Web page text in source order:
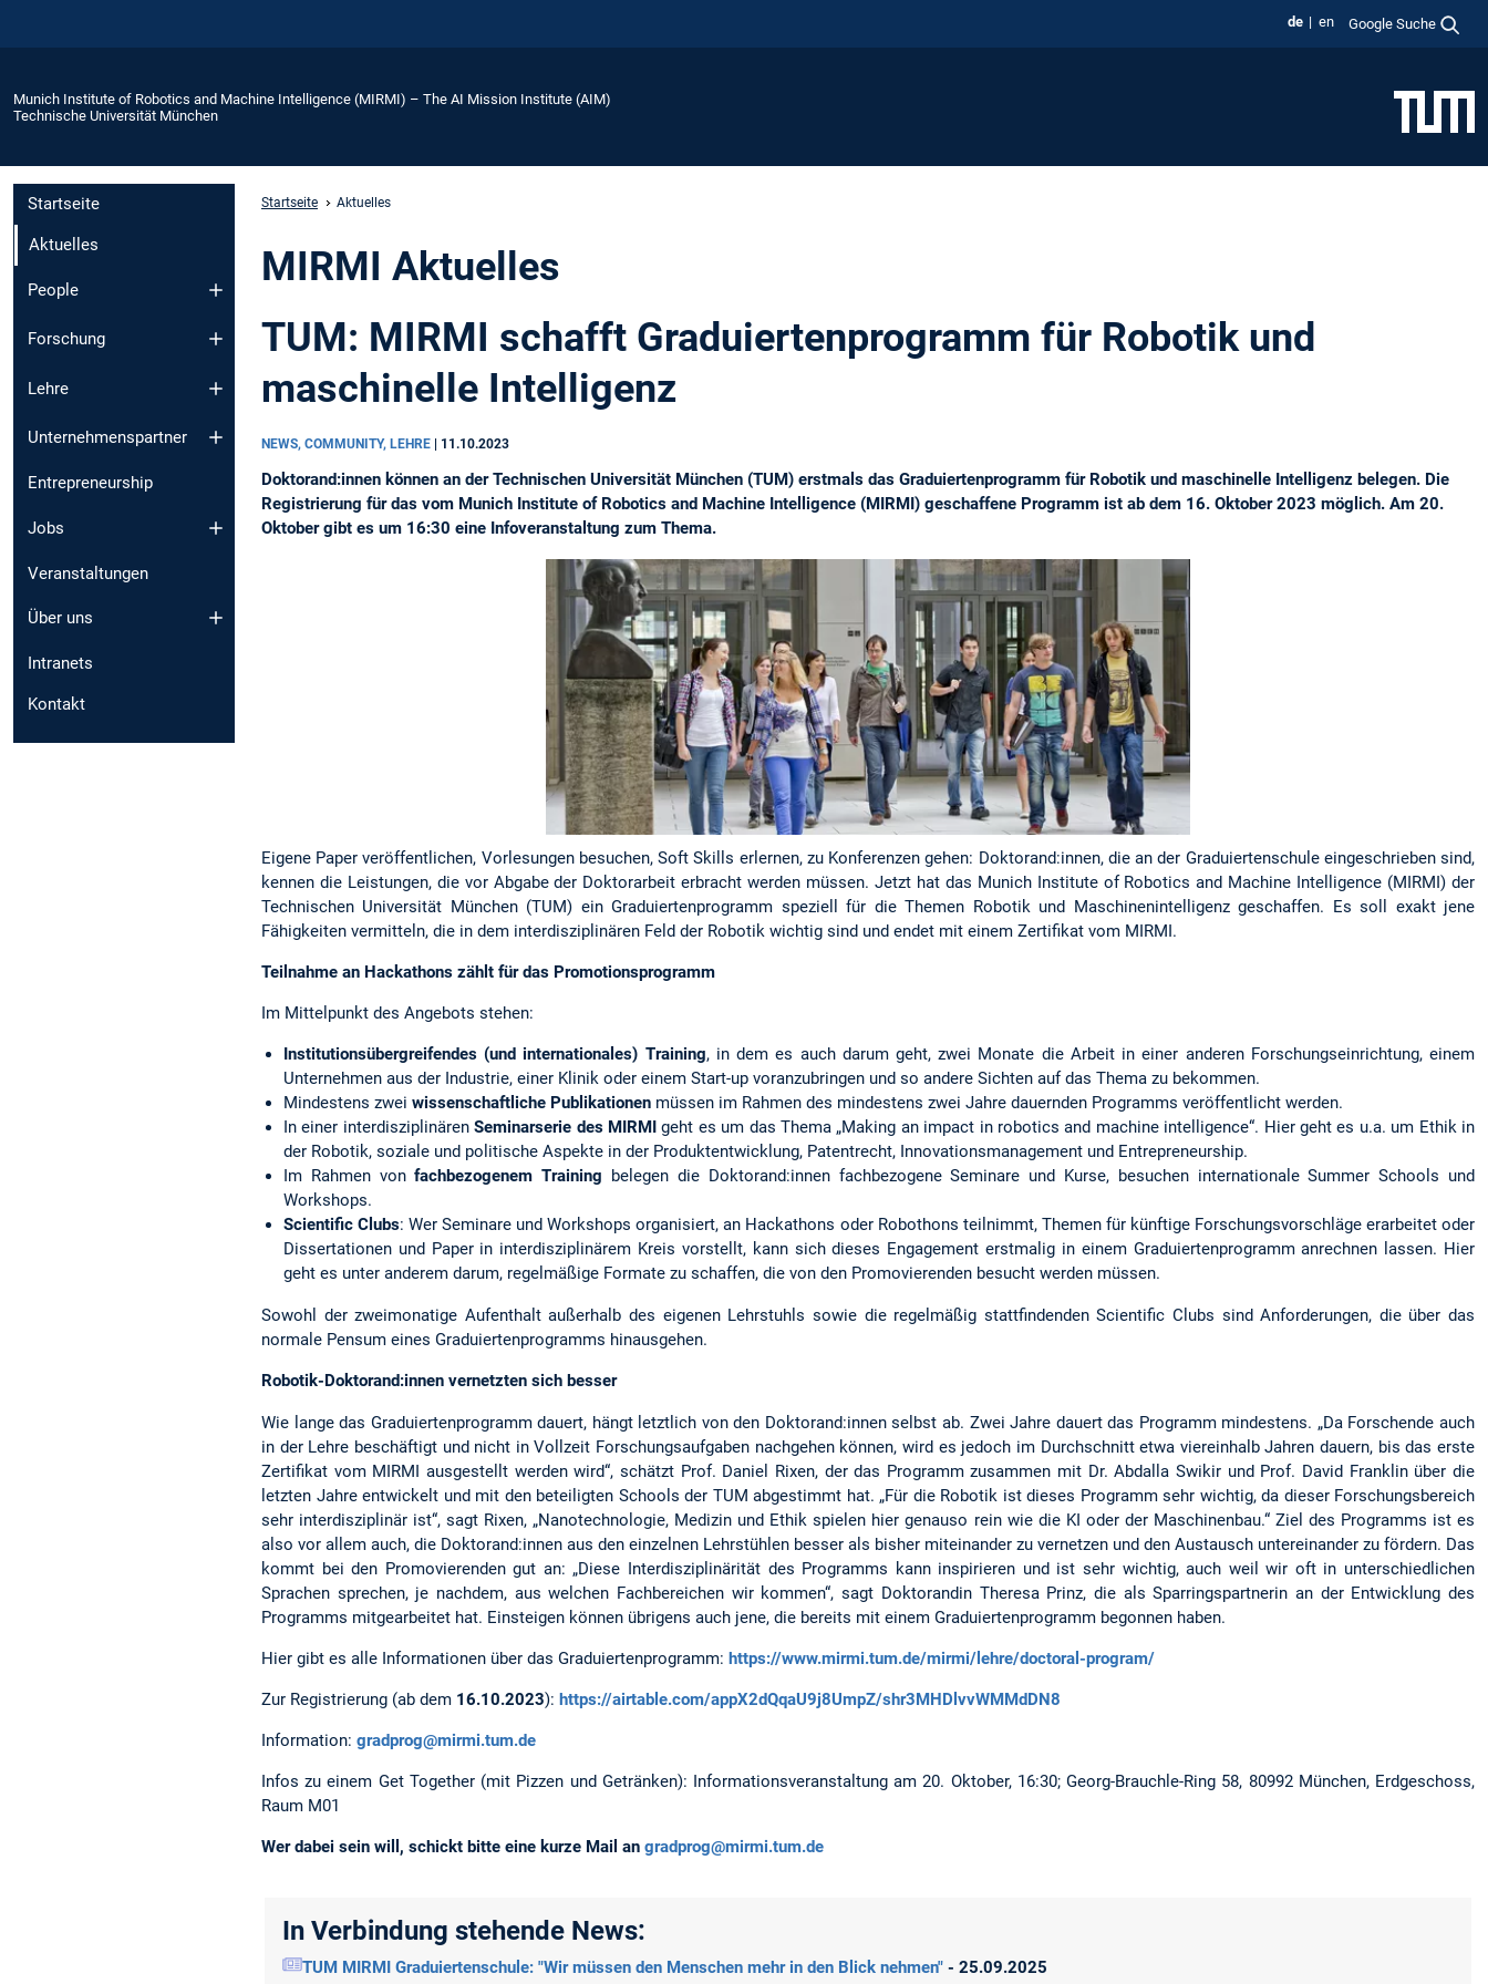
de en Google Suche
Munich Institute of Robotics and Machine Intelligence (MIRMI) – The AI Mission Institute (AIM)
Technische Universität München
Startseite
Aktuelles
People
Forschung
Lehre
Unternehmenspartner
Entrepreneurship
Jobs
Veranstaltungen
Über uns
Intranets
Kontakt
Startseite Aktuelles
MIRMI Aktuelles
TUM: MIRMI schafft Graduiertenprogramm für Robotik und
maschinelle Intelligenz
NEWS, COMMUNITY, LEHRE | 11.10.2023
Doktorand:innen können an der Technischen Universität München (TUM) erstmals das Graduiertenprogramm für Robotik und maschinelle Intelligenz belegen. Die
Registrierung für das vom Munich Institute of Robotics and Machine Intelligence (MIRMI) geschaffene Programm ist ab dem 16. Oktober 2023 möglich. Am 20.
Oktober gibt es um 16:30 eine Infoveranstaltung zum Thema.
Eigene Paper veröffentlichen, Vorlesungen besuchen, Soft Skills erlernen, zu Konferenzen gehen: Doktorand:innen, die an der Graduiertenschule eingeschrieben sind,
kennen die Leistungen, die vor Abgabe der Doktorarbeit erbracht werden müssen. Jetzt hat das Munich Institute of Robotics and Machine Intelligence (MIRMI) der
Technischen Universität München (TUM) ein Graduiertenprogramm speziell für die Themen Robotik und Maschinenintelligenz geschaffen. Es soll exakt jene
Fähigkeiten vermitteln, die in dem interdisziplinären Feld der Robotik wichtig sind und endet mit einem Zertifikat vom MIRMI.
Teilnahme an Hackathons zählt für das Promotionsprogramm
Im Mittelpunkt des Angebots stehen:
Institutionsübergreifendes (und internationales) Training, in dem es auch darum geht, zwei Monate die Arbeit in einer anderen Forschungseinrichtung, einem
Unternehmen aus der Industrie, einer Klinik oder einem Start-up voranzubringen und so andere Sichten auf das Thema zu bekommen.
Mindestens zwei wissenschaftliche Publikationen müssen im Rahmen des mindestens zwei Jahre dauernden Programms veröffentlicht werden.
In einer interdisziplinärenSeminarserie des MIRMI geht es um das Thema „Making an impact in robotics and machine intelligence“. Hier geht es u.a. um Ethik in
der Robotik, soziale und politische Aspekte in der Produktentwicklung, Patentrecht, Innovationsmanagement und Entrepreneurship.
Im Rahmen vonfachbezogenem Training belegen die Doktorand:innen fachbezogene Seminare und Kurse, besuchen internationale Summer Schools und
Workshops.
Scientific Clubs: Wer Seminare und Workshops organisiert, an Hackathons oder Robothons teilnimmt, Themen für künftige Forschungsvorschläge erarbeitet oder
Dissertationen und Paper in interdisziplinärem Kreis vorstellt, kann sich dieses Engagement erstmalig in einem Graduiertenprogramm anrechnen lassen. Hier
geht es unter anderem darum, regelmäßige Formate zu schaffen, die von den Promovierenden besucht werden müssen.
Sowohl der zweimonatige Aufenthalt außerhalb des eigenen Lehrstuhls sowie die regelmäßig stattfindenden Scientific Clubs sind Anforderungen, die über das
normale Pensum eines Graduiertenprogramms hinausgehen.
Robotik-Doktorand:innen vernetzten sich besser
Wie lange das Graduiertenprogramm dauert, hängt letztlich von den Doktorand:innen selbst ab. Zwei Jahre dauert das Programm mindestens. „Da Forschende auch
in der Lehre beschäftigt und nicht in Vollzeit Forschungsaufgaben nachgehen können, wird es jedoch im Durchschnitt etwa viereinhalb Jahren dauern, bis das erste
Zertifikat vom MIRMI ausgestellt werden wird“, schätzt Prof. Daniel Rixen, der das Programm zusammen mit Dr. Abdalla Swikir und Prof. David Franklin über die
letzten Jahre entwickelt und mit den beteiligten Schools der TUM abgestimmt hat. „Für die Robotik ist dieses Programm sehr wichtig, da dieser Forschungsbereich
sehr interdisziplinär ist“, sagt Rixen, „Nanotechnologie, Medizin und Ethik spielen hier genauso rein wie die KI oder der Maschinenbau.“ Ziel des Programms ist es
also vor allem auch, die Doktorand:innen aus den einzelnen Lehrstühlen besser als bisher miteinander zu vernetzen und den Austausch untereinander zu fördern. Das
kommt bei den Promovierenden gut an: „Diese Interdisziplinärität des Programms kann inspirieren und ist sehr wichtig, auch weil wir oft in unterschiedlichen
Sprachen sprechen, je nachdem, aus welchen Fachbereichen wir kommen“, sagt Doktorandin Theresa Prinz, die als Sparringspartnerin an der Entwicklung des
Programms mitgearbeitet hat. Einsteigen können übrigens auch jene, die bereits mit einem Graduiertenprogramm begonnen haben.
Hier gibt es alle Informationen über das Graduiertenprogramm: https://www.mirmi.tum.de/mirmi/lehre/doctoral-program/
Zur Registrierung (ab dem 16.10.2023): https://airtable.com/appX2dQqaU9j8UmpZ/shr3MHDlvvWMMdDN8
Information: gradprog@mirmi.tum.de
Infos zu einem Get Together (mit Pizzen und Getränken): Informationsveranstaltung am 20. Oktober, 16:30; Georg-Brauchle-Ring 58, 80992 München, Erdgeschoss,
Raum M01
Wer dabei sein will, schickt bitte eine kurze Mail an gradprog@mirmi.tum.de
In Verbindung stehende News:
TUM MIRMI Graduiertenschule: "Wir müssen den Menschen mehr in den Blick nehmen" - 25.09.2025